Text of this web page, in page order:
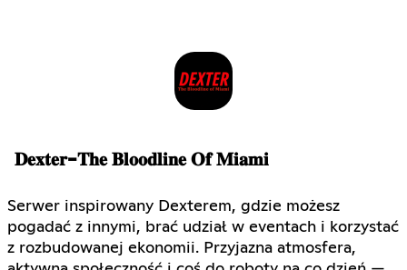
𝐃𝐞𝐱𝐭𝐞𝐫-𝐓𝐡𝐞 𝐁𝐥𝐨𝐨𝐝𝐥𝐢𝐧𝐞 𝐎𝐟 𝐌𝐢𝐚𝐦𝐢
Serwer inspirowany Dexterem, gdzie możesz
pogadać z innymi, brać udział w eventach i korzystać
z rozbudowanej ekonomii. Przyjazna atmosfera,